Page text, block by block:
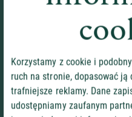
Korzystamy z cookie i
ruch na stronie, dopasować
trafniejsze reklamy. Dane
udostępniamy zaufanym